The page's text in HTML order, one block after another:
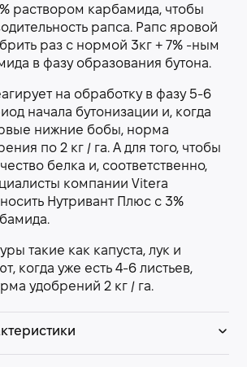
раствором карбамида, чтобы
рапса. Рапс яровой
раз с нормой 3кг + 7% -ным
в фазу образования бутона.
на обработку в фазу 5-6
начала бутонизации и, когда
нижние бобы, норма
по 2 кг / га. А для того, чтобы
белка и, соответственно,
компании Vitera
Нутривант Плюс с 3%
такие как капуста, лук и
когда уже есть 4-6 листьев,
удобрений 2 кг / га.